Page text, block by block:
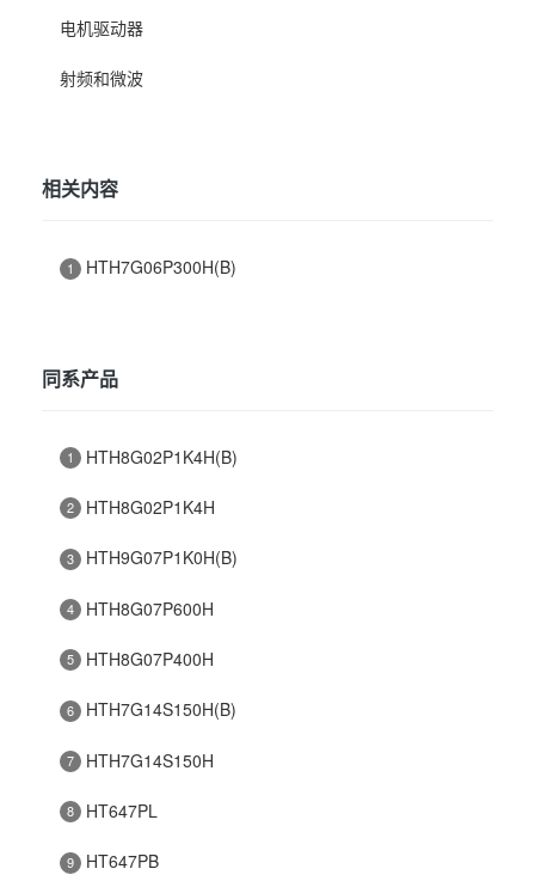
电机驱动器
射频和微波
相关内容
1 HTH7G06P300H(B)
同系产品
1 HTH8G02P1K4H(B)
2 HTH8G02P1K4H
3 HTH9G07P1K0H(B)
4 HTH8G07P600H
5 HTH8G07P400H
6 HTH7G14S150H(B)
7 HTH7G14S150H
8 HT647PL
9 HT647PB